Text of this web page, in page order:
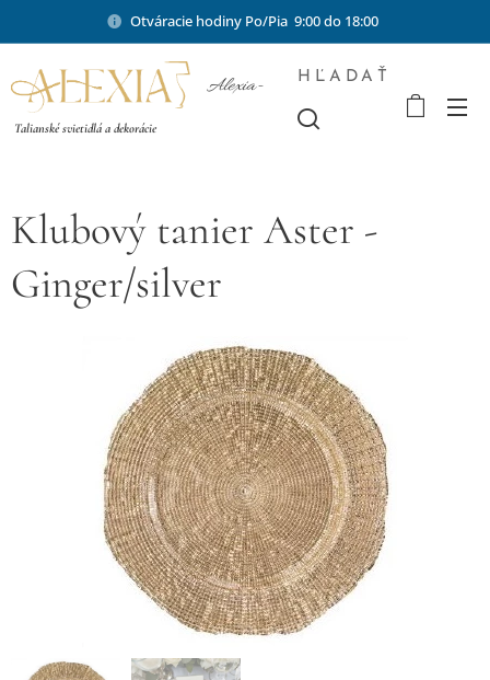
Otváracie hodiny Po/Pia 9:00 do 18:00
Alexia-
Talianské svietidlá a dekorácie
HĽADAŤ
Klubový tanier Aster -
Ginger/silver